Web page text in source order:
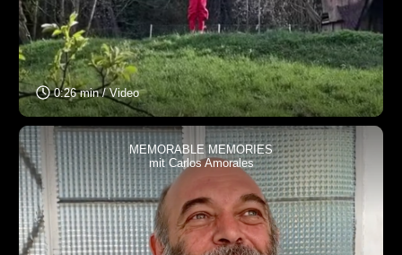
0:26 min / Video
MEMORABLE MEMORIES
mit Carlos Amorales